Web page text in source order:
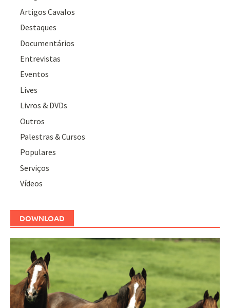
Artigos Cavalos
Destaques
Documentários
Entrevistas
Eventos
Lives
Livros & DVDs
Outros
Palestras & Cursos
Populares
Serviços
Vídeos
DOWNLOAD